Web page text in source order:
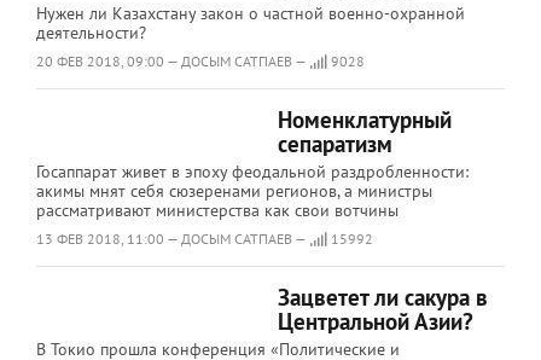
Нужен ли Казахстану закон о частной военно-охранной
деятельности?
20 ФЕВ 2018, 09:00 — ДОСЫМ САТПАЕВ — 9028
Номенклатурный
сепаратизм
Госаппарат живет в эпоху феодальной раздробленности:
акимы мнят себя сюзеренами регионов, а министры
рассматривают министерства как свои вотчины
13 ФЕВ 2018, 11:00 — ДОСЫМ САТПАЕВ — 15992
Зацветет ли сакура в
Центральной Азии?
В Токио прошла конференция «Политические и